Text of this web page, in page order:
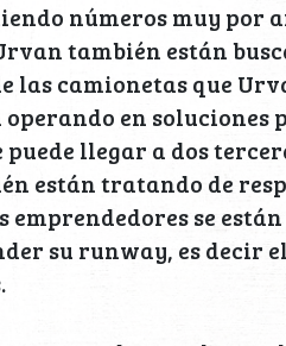
números muy por
también están
las camionetas que
en soluciones
puede llegar a dos
están tratando de
se
su runway, es decir